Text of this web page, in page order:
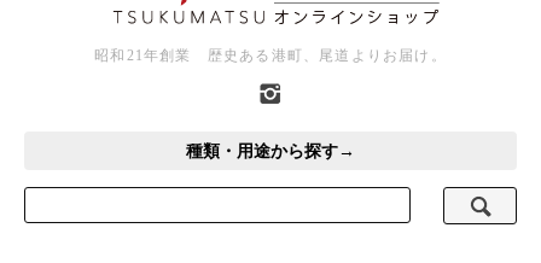
昭和21年創業 歴史ある港町、尾道よりお届け。
種類・用途から探す→